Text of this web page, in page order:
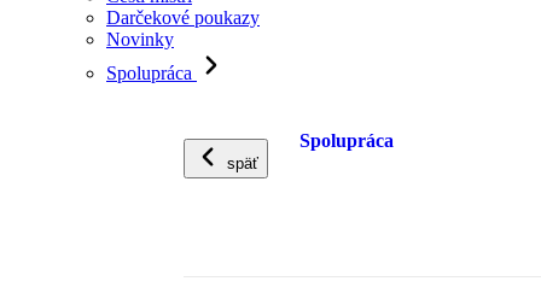
Darčekové poukazy
Novinky
Spolupráca
späť
Spolupráca